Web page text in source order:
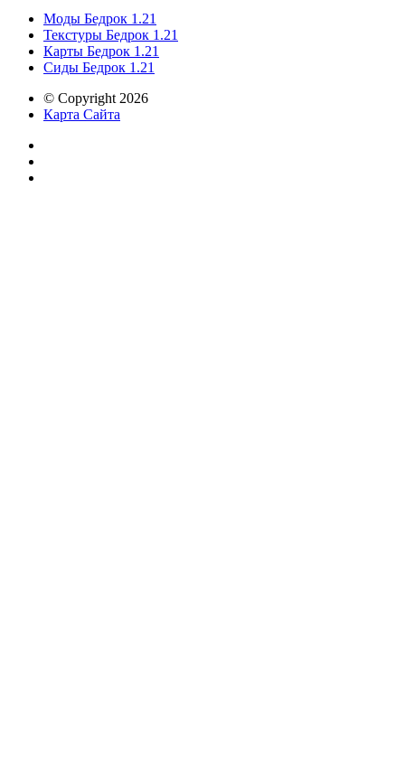
Моды Бедрок 1.21
Текстуры Бедрок 1.21
Карты Бедрок 1.21
Сиды Бедрок 1.21
© Copyright 2026
Карта Сайта